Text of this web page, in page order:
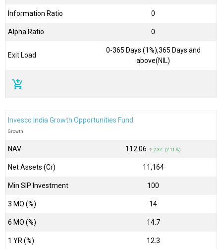
Information Ratio 0
Alpha Ratio 0
Exit Load
0-365 Days (1%),365 Days and
above(NIL)
add_shopping_cart
Invesco India Growth Opportunities Fund
Growth
NAV ₹112.06 ↑ 2.32 (2.11 %)
Net Assets (Cr) ₹11,164
Min SIP Investment 100
3 MO (%) 14
6 MO (%) 14.7
1 YR (%) 12.3